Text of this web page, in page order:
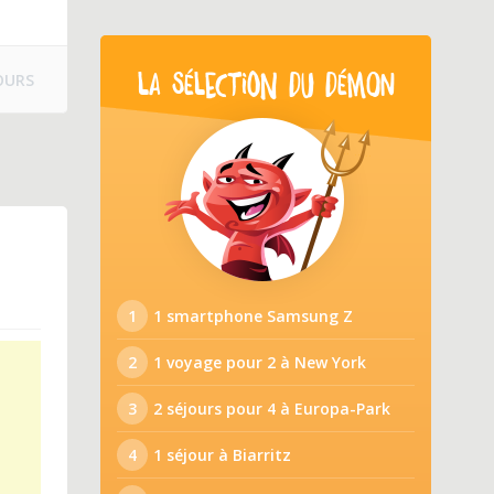
LA SÉLECTION DU DÉMON
1 1 smartphone Samsung Z
2 1 voyage pour 2 à New York
3 2 séjours pour 4 à Europa-Park
4 1 séjour à Biarritz